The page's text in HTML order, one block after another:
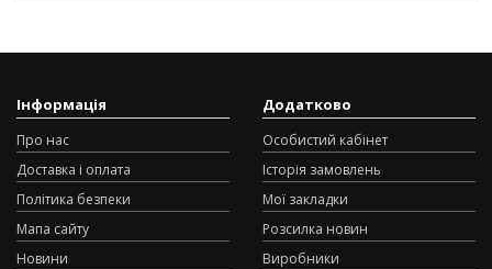
Інформація
Про нас
Доставка і оплата
Політика безпеки
Мапа сайту
Новини
Додатково
Особистий кабінет
Історія замовлень
Мої закладки
Розсилка новин
Виробники